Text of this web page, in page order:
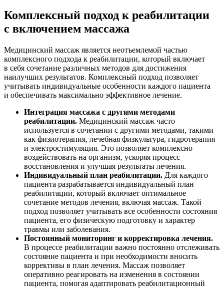
Комплексный подход к реабилитации
с включением массажа
Медицинский массаж является неотъемлемой частью
комплексного подхода к реабилитации, который включает
в себя сочетание различных методов для достижения
наилучших результатов. Комплексный подход позволяет
учитывать индивидуальные особенности каждого пациента
и обеспечивать максимально эффективное лечение.
Интеграция массажа с другими методами
реабилитации. Медицинский массаж часто
используется в сочетании с другими методами, такими
как физиотерапия, лечебная физкультура, гидротерапия
и электростимуляция. Это позволяет комплексно
воздействовать на организм, ускоряя процесс
восстановления и улучшая результаты лечения.
Индивидуальный план реабилитации. Для каждого
пациента разрабатывается индивидуальный план
реабилитации, который включает оптимальное
сочетание методов лечения, включая массаж. Такой
подход позволяет учитывать все особенности состояния
пациента, его физическую подготовку и характер
травмы или заболевания.
Постоянный мониторинг и корректировка лечения.
В процессе реабилитации важно постоянно отслеживать
состояние пациента и при необходимости вносить
коррективы в план лечения. Массаж позволяет
оперативно реагировать на изменения в состоянии
пациента, помогая адаптировать реабилитационный